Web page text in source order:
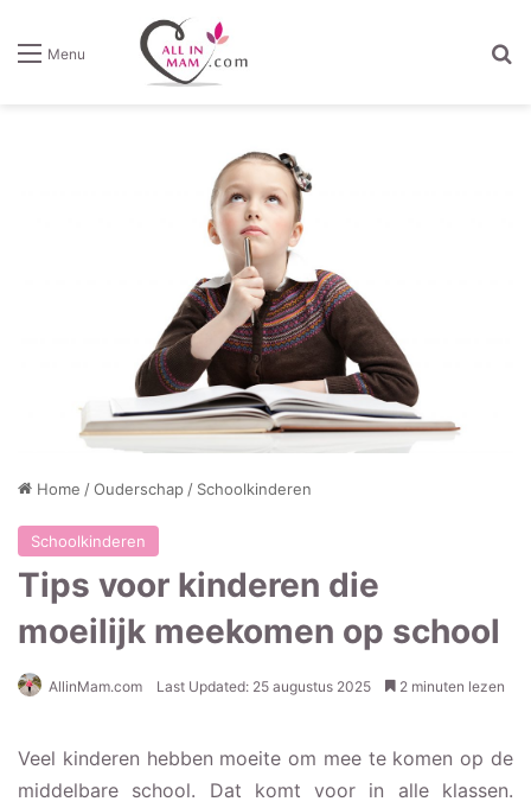
Menu
Home /Ouderschap / Schoolkinderen
Schoolkinderen
Tips voor kinderen die
moeilijk meekomen op school
AllinMam.com Last Updated: 25 augustus 2025 2 minuten lezen
Veel kinderen hebben moeite om mee te komen op de
middelbare school. Dat komt voor in alle klassen.